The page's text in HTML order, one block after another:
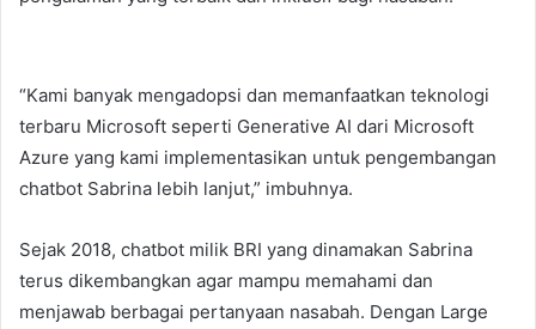
“Kami banyak mengadopsi dan memanfaatkan teknologi
terbaru Microsoft seperti Generative AI dari Microsoft
Azure yang kami implementasikan untuk pengembangan
chatbot Sabrina lebih lanjut,” imbuhnya.
Sejak 2018, chatbot milik BRI yang dinamakan Sabrina
terus dikembangkan agar mampu memahami dan
menjawab berbagai pertanyaan nasabah. Dengan Large